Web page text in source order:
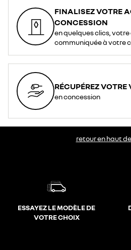
FINALISEZ VOTRE
CONCESSION
en quelques clics,
communiquée à votre
RÉCUPÉREZ VOTRE
en concession
retour en haut
ESSAYEZ LE MODÈLE DE
VOTRE CHOIX